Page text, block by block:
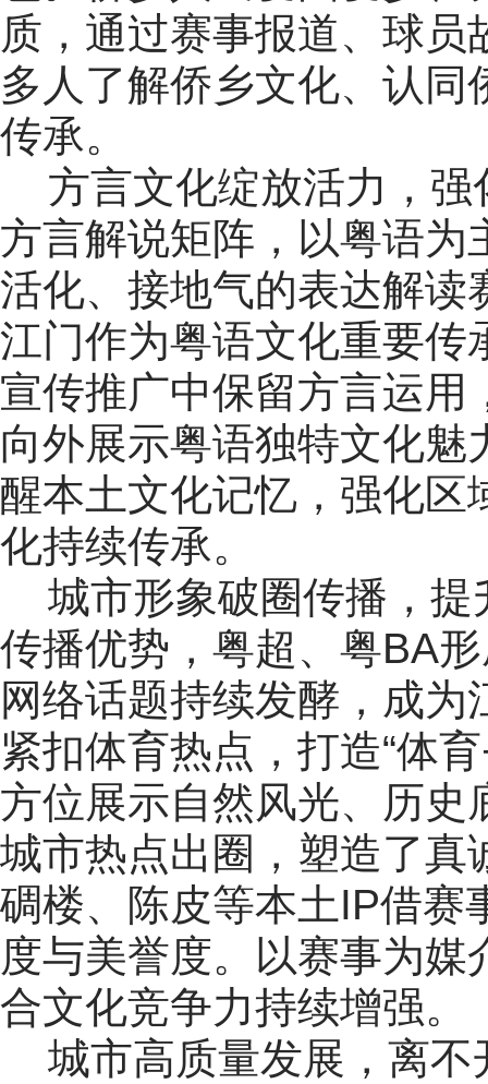
质，通过赛事报道、球
多人了解侨乡文化、认
传承。
方言文化绽放活力，强
方言解说矩阵，以粤语为
活化、接地气的表达解读
江门作为粤语文化重要传
宣传推广中保留方言运用
向外展示粤语独特文化
醒本土文化记忆，强化区
化持续传承。
城市形象破圈传播，提
传播优势，粤超、粤BA
网络话题持续发酵，成
紧扣体育热点，打造“体
方位展示自然风光、历史
城市热点出圈，塑造了真
碉楼、陈皮等本土IP借赛
度与美誉度。以赛事为
合文化竞争力持续增强。
城市高质量发展，离不